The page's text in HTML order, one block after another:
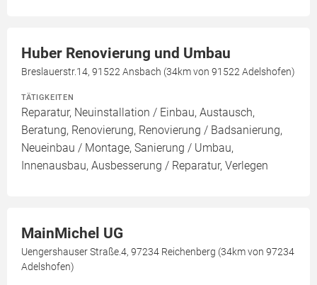
Huber Renovierung und Umbau
Breslauerstr.14, 91522 Ansbach (34km von 91522 Adelshofen)
TÄTIGKEITEN
Reparatur, Neuinstallation / Einbau, Austausch,
Beratung, Renovierung, Renovierung / Badsanierung,
Neueinbau / Montage, Sanierung / Umbau,
Innenausbau, Ausbesserung / Reparatur, Verlegen
MainMichel UG
Uengershauser Straße.4, 97234 Reichenberg (34km von 97234
Adelshofen)